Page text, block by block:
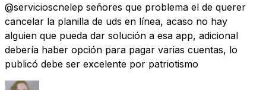
@servicioscnelep señores que problema el de querer
cancelar la planilla de uds en línea, acaso no hay
alguien que pueda dar solución a esa app, adicional
debería haber opción para pagar varias cuentas, lo
publicó debe ser excelente por patriotismo